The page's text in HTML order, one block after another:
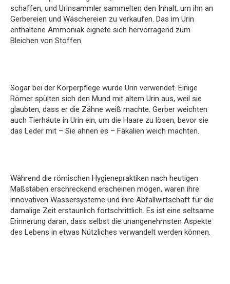
schaffen, und Urinsammler sammelten den Inhalt, um ihn an
Gerbereien und Wäschereien zu verkaufen. Das im Urin
enthaltene Ammoniak eignete sich hervorragend zum
Bleichen von Stoffen.
Sogar bei der Körperpflege wurde Urin verwendet. Einige
Römer spülten sich den Mund mit altem Urin aus, weil sie
glaubten, dass er die Zähne weiß machte. Gerber weichten
auch Tierhäute in Urin ein, um die Haare zu lösen, bevor sie
das Leder mit – Sie ahnen es – Fäkalien weich machten.
Während die römischen Hygienepraktiken nach heutigen
Maßstäben erschreckend erscheinen mögen, waren ihre
innovativen Wassersysteme und ihre Abfallwirtschaft für die
damalige Zeit erstaunlich fortschrittlich. Es ist eine seltsame
Erinnerung daran, dass selbst die unangenehmsten Aspekte
des Lebens in etwas Nützliches verwandelt werden können.